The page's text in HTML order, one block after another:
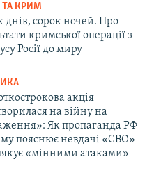
ТА КРИМ
днів, сорок ночей. Про
кримської операції з
Росії до миру
акція
на війну на
Як пропаганда РФ
пояснює невдачі «СВО»
«мінними атаками»